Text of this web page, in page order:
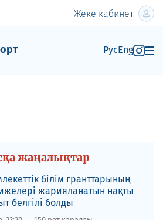
Жеке кабинет
РусEng
жаңалықтар
білім гранттарының
жарияланатын нақты
белгілі болды